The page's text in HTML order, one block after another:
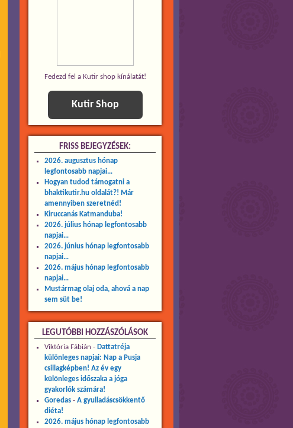
Fedezd fel a Kutir shop kínálatát!
Kutir Shop
FRISS BEJEGYZÉSEK:
2026. augusztus hónap
legfontosabb napjai…
Hogyan tudod támogatni a
bhaktikutir.hu oldalát?! Már
amennyiben szeretnéd!
Kiruccanás Katmanduba!
2026. július hónap legfontosabb
napjai…
2026. június hónap legfontosabb
napjai…
2026. május hónap legfontosabb
napjai…
Mustármag olaj oda, ahová a nap
sem süt be!
LEGUTÓBBI HOZZÁSZÓLÁSOK
Viktória Fábián - Dattatréja
különleges napjai: Nap a Pusja
csillagképben! Az év egy
különleges időszaka a jóga
gyakorlók számára!
Goredas- A gyulladáscsökkentő
diéta!
2026. május hónap legfontosabb